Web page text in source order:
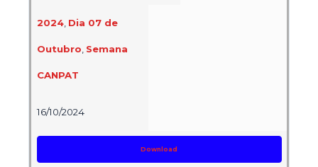
2024, Dia 07 de
Outubro Semana
CANPAT
16/10/2024
Download